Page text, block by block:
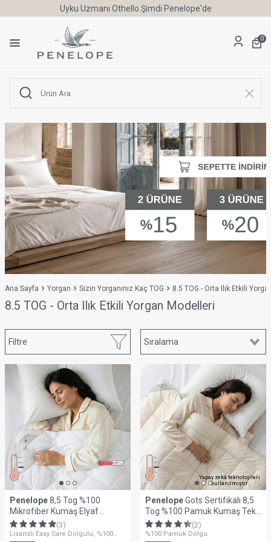
Uyku Uzmanı Othello Şimdi Penelope'de
0
Ana Sayfa Yorgan Sizin Yorganınız Kaç TOG 8.5 TOG - Orta Ilık Etkili
8.5 TOG - Orta Ilık Etkili Yorgan Modelleri
Filtre
Penelope8,5 Tog %100
Mikrofiber Kumaş Elyaf
Dolgulu Tek Kişilik Yorgan -
Thermolite Easy Care Serisi
(3)
Lisanslı Easy Care Dolgulu, %100
Yapay zekâ teknolojileri
kullanılmıştır.
PenelopeGots Sertifikalı 8,5
Tog %100 Pamuk Kumaş Tek
Kişilik Yorgan - Cotton Live
Serisi
(2)
%100 Pamuk Dolgu